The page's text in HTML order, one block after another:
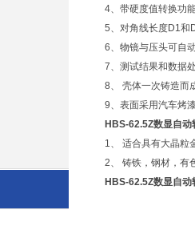
4、带硬度值转换功
5、对角线长度D1和
6、物镜与压头可自
7、测试结果和数据
8、 壳体一次铸造而
9、表面采用汽车烤
HBS-62.5Z数显自
1、 适合具有大晶粒
2、 铸铁，钢材，有
HBS-62.5Z数显自